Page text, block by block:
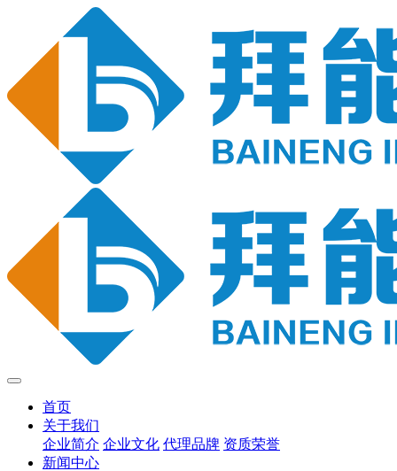
首页
关于我们
企业简介 企业文化 代理品牌 资质荣誉
新闻中心